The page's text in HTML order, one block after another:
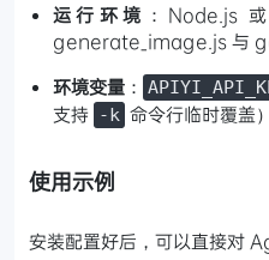
运行环境 ：Node.js
generate_image.js 与
环境变量 ：
支持 -k 命令行临时覆盖）
使用示例
安装配置好后，可以直接对